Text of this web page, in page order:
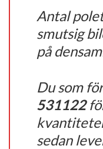
Antal
smutsig
på
Du som
531122
sedan